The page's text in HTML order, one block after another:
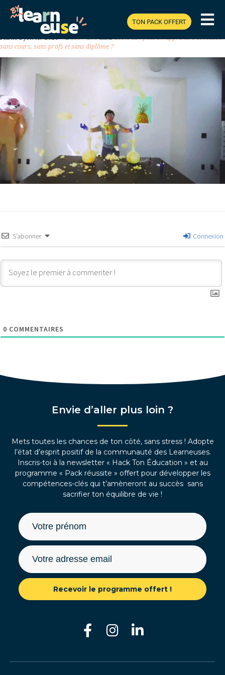
TON PACK OFFERT
Next
Publié1 février 2020 à480 × 270dansEcole 42 : peut-on apprendre et réussir
sans cours, sans profs et sans diplôme ?
S’abonner Connexion
0 COMMENTAIRES
Envie d’aller plus loin ?
Mets toutes les chances de ton côté, sans stress ! Adopte
l’état d’esprit positif de la communauté des Learneuses.
Inscris-toi à la newsletter « Hack Ton Éducation » et au
programme « Pack réussite » offert pour développer les
compétences-clés qui t’amèneront au succès sans
sacrifier ton équilibre de vie !
Recevoir le programme offert !